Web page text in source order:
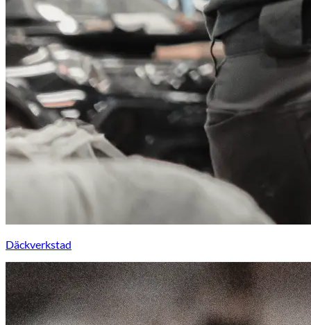
Däckverkstad